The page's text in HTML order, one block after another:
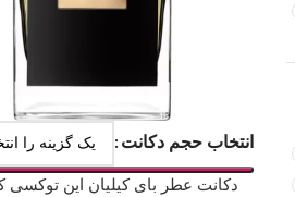
انتخاب حجم دکانت